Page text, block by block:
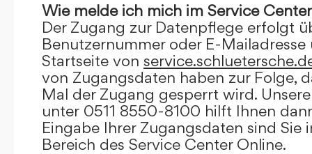
Wie melde ich mich im Service
Der Zugang zur Datenpflege erfolgt
Benutzernummer oder E-
Startseite von
von Zugangsdaten haben zur Folge,
Mal der Zugang gesperrt wird.
unter 0511 8550-8100 hilft Ihnen
Eingabe Ihrer Zugangsdaten sind Sie
Bereich des Service Center Online.